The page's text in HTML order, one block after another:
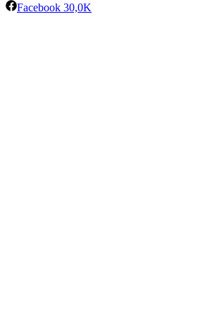
Facebook 30,0K